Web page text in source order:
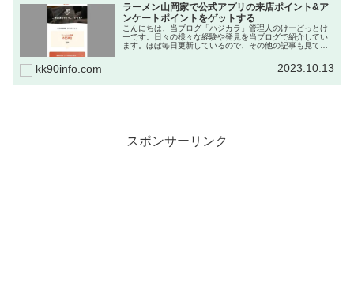
ラーメン山岡家で公式アプリの来店ポイント&ア
ンケートポイントをゲットする
こんにちは、当ブログ「ハジカラ」管理人のけーどっとけ
ーです。日々の様々な経験や発見を当ブログで紹介してい
ます。ほぼ毎日更新しているので、その他の記事も見てい
kk90info.com 2023.10.13
スポンサーリンク